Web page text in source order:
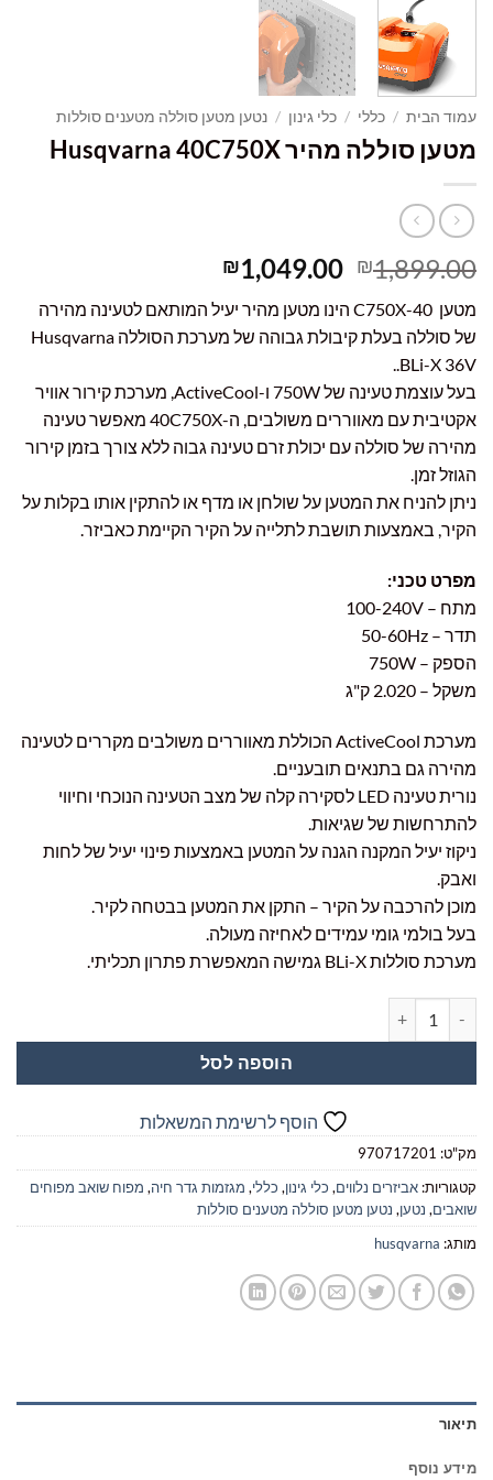
עמוד הבית כללי כלי גינון נטען מטען סוללה מטענים סוללות
מטען סוללה מהיר Husqvarna 40C750X
₪1,899.00
המחיר
היה:
₪1,899.00.
₪1,049.00 המחיר
הנוכחי
הוא:
₪1,049.00.
מטען 40-C750X הינו מטען מהיר יעיל המותאם לטעינה מהירה
של סוללה בעלת קיבולת גבוהה של מערכת הסוללה Husqvarna
BLi-X 36V..
בעל עוצמת טעינה של 750W ו-ActiveCool, מערכת קירור אוויר
אקטיבית עם מאווררים משולבים, ה-40C750X מאפשר טעינה
מהירה של סוללה עם יכולת זרם טעינה גבוה ללא צורך בזמן קירור
הגוזל זמן.
ניתן להניח את המטען על שולחן או מדף או להתקין אותו בקלות על
הקיר, באמצעות תושבת לתלייה על הקיר הקיימת כאביזר.
מפרט טכני:
מתח – 100-240V
תדר – 50-60Hz
הספק – 750W
משקל – 2.020 ק"ג
מערכת ActiveCool הכוללת מאווררים משולבים מקררים לטעינה
מהירה גם בתנאים תובעניים.
נורית טעינה LED לסקירה קלה של מצב הטעינה הנוכחי וחיווי
להתרחשות של שגיאות.
ניקוז יעיל המקנה הגנה על המטען באמצעות פינוי יעיל של לחות
ואבק.
מוכן להרכבה על הקיר – התקן את המטען בבטחה לקיר.
בעל בולמי גומי עמידים לאחיזה מעולה.
מערכת סוללות BLi-X גמישה המאפשרת פתרון תכליתי.
הוספה לסל
הוסף לרשימת המשאלות
מק"ט:970717201
קטגוריות:אביזרים נלווים,כלי גינון,כללי,מגזמות גדר חיה,מפוח שואב מפוחים
שואבים,נטען,נטען מטען סוללה מטענים סוללות
מותג:husqvarna
תיאור
מידע נוסף